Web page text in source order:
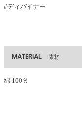
#ディバイナー
MATERIAL 素材
綿 100％